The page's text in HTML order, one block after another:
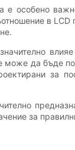
е особено
в
може да бъде
за
за